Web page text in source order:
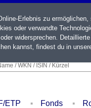
/ WKN / ISIN / Kürzel
ETP Fonds
Erlebnis zu
oder verwandte
widersprechen.
kannst, findest du in